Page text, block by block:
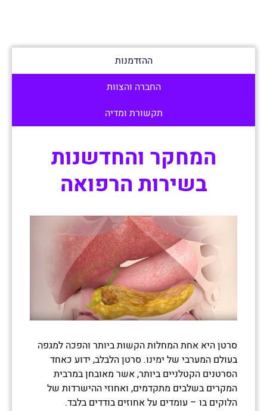
ההזדמנות
החברה והצוות
תקשורת ומדיה
המחקר והחדשנות
בשירות הרפואה
סרטן היא אחת המחלות הקשות ביותר והפכה למגפה
בעולם המערבי של ימינו. סרטן הלבלב, ידוע כאחד
הסרטנים הקטלניים ביותר, אשר מאובחן במרבית
המקרים בשלבים מתקדמים, ואחוזי ההישרדות של
הלוקים בו – עומדים על אחוזים בודדים בלבד.